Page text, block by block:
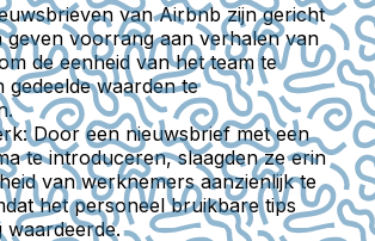
van Airbnb zijn gericht
voorrang aan verhalen van
de eenheid van het team te
gedeelde waarden te
: Door een nieuwsbrief met een
te introduceren, slaagden ze erin
van werknemers aanzienlijk te
het personeel bruikbare tips